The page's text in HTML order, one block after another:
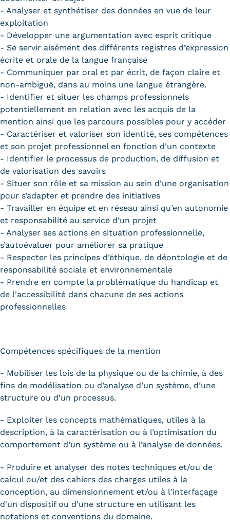
- Analyser et synthétiser des données en vue de leur
exploitation
- Développer une argumentation avec esprit critique
- Se servir aisément des différents registres d’expression
écrite et orale de la langue française
- Communiquer par oral et par écrit, de façon claire et
non-ambiguë, dans au moins une langue étrangère.
- Identifier et situer les champs professionnels
potentiellement en relation avec les acquis de la
mention ainsi que les parcours possibles pour y accéder
- Caractériser et valoriser son identité, ses compétences
et son projet professionnel en fonction d’un contexte
- Identifier le processus de production, de diffusion et
de valorisation des savoirs
- Situer son rôle et sa mission au sein d'une organisation
pour s’adapter et prendre des initiatives
- Travailler en équipe et en réseau ainsi qu’en autonomie
et responsabilité au service d’un projet
- Analyser ses actions en situation professionnelle,
s’autoévaluer pour améliorer sa pratique
- Respecter les principes d’éthique, de déontologie et de
responsabilité sociale et environnementale
- Prendre en compte la problématique du handicap et
de l'accessibilité dans chacune de ses actions
professionnelles
Compétences spécifiques de la mention
- Mobiliser les lois de la physique ou de la chimie, à des
fins de modélisation ou d’analyse d’un système, d’une
structure ou d’un processus.
- Exploiter les concepts mathématiques, utiles à la
description, à la caractérisation ou à l’optimisation du
comportement d’un système ou à l’analyse de données.
- Produire et analyser des notes techniques et/ou de
calcul ou/et des cahiers des charges utiles à la
conception, au dimensionnement et/ou à l'interfaçage
d'un dispositif ou d’une structure en utilisant les
notations et conventions du domaine.